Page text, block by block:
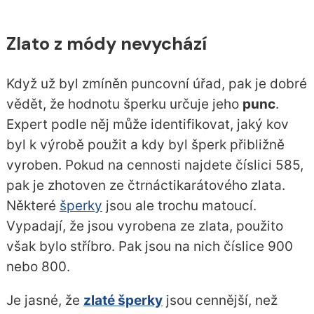
Zlato z módy nevychází
Když už byl zmíněn puncovní úřad, pak je dobré
vědět, že hodnotu šperku určuje jeho punc.
Expert podle něj může identifikovat, jaký kov
byl k výrobě použit a kdy byl šperk přibližně
vyroben. Pokud na cennosti najdete číslici 585,
pak je zhotoven ze čtrnáctikarátového zlata.
Některé šperky jsou ale trochu matoucí.
Vypadají, že jsou vyrobena ze zlata, použito
však bylo stříbro. Pak jsou na nich číslice 900
nebo 800.
Je jasné, že zlaté šperkyjsou cennější, než